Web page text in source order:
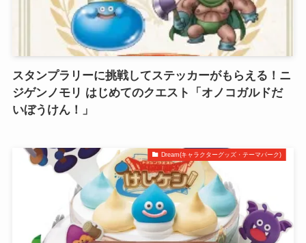
スタンプラリーに挑戦してステッカーがもらえる！ニ
ジゲンノモリ はじめてのクエスト「オノコガルドだ
いぼうけん！」
Dream(キャラクターグッズ・テーマパーク)